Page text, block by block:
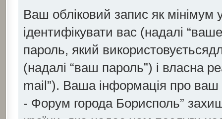
Ваш обліковий запис як мінімум
ідентифікувати вас (надалі
пароль, який
(надалі “ваш пароль”) і власна
mail”). Ваша інформація про ваш
- Форум города Борисполь”